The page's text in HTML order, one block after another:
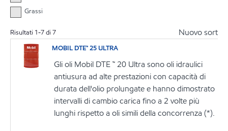
Grassi
Risultati 1-7di 7 Nuovo sort
MOBIL DTE™ 25 ULTRA
Gli oli Mobil DTE ™ 20 Ultra sono oli idraulici
antiusura ad alte prestazioni con capacità di
durata dell'olio prolungate e hanno dimostrato
intervalli di cambio carica fino a 2 volte più
lunghi rispetto a oli simili della concorrenza (*).